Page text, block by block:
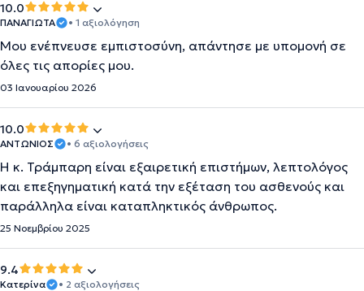
10.0
ΠΑΝΑΓΙΩΤΑ • 1 αξιολόγηση
Μου ενέπνευσε εμπιστοσύνη, απάντησε με υπομονή σε
όλες τις απορίες μου.
03 Ιανουαρίου 2026
10.0
ΑΝΤΩΝΙΟΣ • 6 αξιολογήσεις
Η κ. Τράμπαρη είναι εξαιρετική επιστήμων, λεπτολόγος
και επεξηγηματική κατά την εξέταση του ασθενούς και
παράλληλα είναι καταπληκτικός άνθρωπος.
25 Νοεμβρίου 2025
9.4
Κατερίνα • 2 αξιολογήσεις